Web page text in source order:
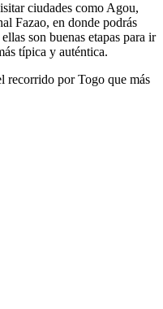
ciudades como Agou,
Fazao, en donde podrás
son buenas etapas para ir
típica y auténtica.
recorrido por Togo que más